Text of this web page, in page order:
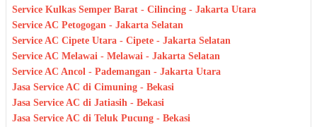
Service Kulkas Semper Barat - Cilincing - Jakarta Utara
Service AC Petogogan - Jakarta Selatan
Service AC Cipete Utara - Cipete - Jakarta Selatan
Service AC Melawai - Melawai - Jakarta Selatan
Service AC Ancol - Pademangan - Jakarta Utara
Jasa Service AC di Cimuning - Bekasi
Jasa Service AC di Jatiasih - Bekasi
Jasa Service AC di Teluk Pucung - Bekasi